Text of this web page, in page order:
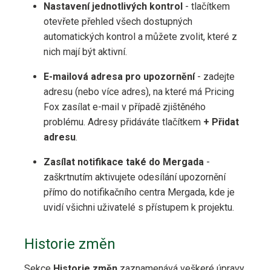
Nastavení jednotlivých kontrol - tlačítkem
otevřete přehled všech dostupných
automatických kontrol a můžete zvolit, které z
nich mají být aktivní.
E-mailová adresa pro upozornění- zadejte
adresu (nebo více adres), na které má Pricing
Fox zasílat e-mail v případě zjištěného
problému. Adresy přidáváte tlačítkem + Přidat
adresu.
Zasílat notifikace také do Mergada -
zaškrtnutím aktivujete odesílání upozornění
přímo do notifikačního centra Mergada, kde je
uvidí všichni uživatelé s přístupem k projektu.
Historie změn